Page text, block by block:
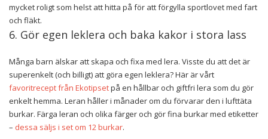
mycket roligt som helst att hitta på för att förgylla sportlovet med fart
och fläkt.
6. Gör egen leklera och baka kakor i stora lass
Många barn älskar att skapa och fixa med lera. Visste du att det är
superenkelt (och billigt) att göra egen leklera? Här är vårt
favoritrecept från Ekotipsetpå en hållbar och giftfri lera som du gör
enkelt hemma. Leran håller i månader om du förvarar den i lufttäta
burkar. Färga leran och olika färger och gör fina burkar med etiketter
– dessa säljs i set om 12 burkar.